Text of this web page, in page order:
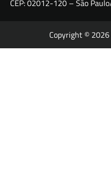
CEP: 02012-120 – São
Copyright © 2026